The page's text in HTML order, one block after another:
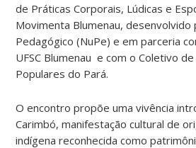
de Práticas Corporais, Lúdicas e
Movimenta Blumenau, desenvolvido
Pedagógico (NuPe) e em parceria
UFSC Blumenau e com o Coletivo de
Populares do Pará.
O encontro propõe uma vivência
Carimbó, manifestação cultural de
indígena reconhecida como